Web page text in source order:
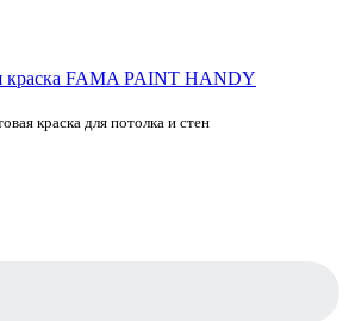
краска для потолка и стен